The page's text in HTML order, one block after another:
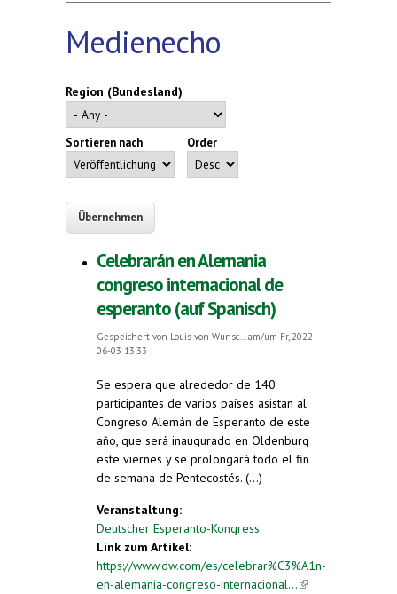
Medienecho
Region (Bundesland)
Sortieren nach Order
Celebrarán en Alemania
congreso internacional de
esperanto (auf Spanisch)
Gespeichert von Louis von Wunsc...am/um Fr, 2022-
06-03 13:33
Se espera que alrededor de 140
participantes de varios países asistan al
Congreso Alemán de Esperanto de este
año, que será inaugurado en Oldenburg
este viernes y se prolongará todo el fin
de semana de Pentecostés. (...)
Veranstaltung:
Deutscher Esperanto-Kongress
Link zum Artikel:
https://www.dw.com/es/celebrar%C3%A1n-
en-alemania-congreso-internacional...(link is